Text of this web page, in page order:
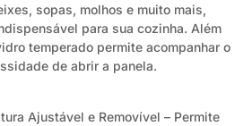
sopas, molhos e muito mais,
para sua cozinha. Além
temperado permite acompanhar o
de abrir a panela.
Ajustável e Removível – Permite